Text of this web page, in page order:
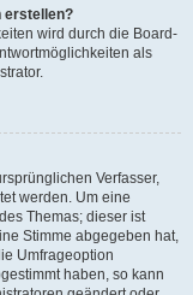
erstellen?
wird durch die Board-
als
Verfasser,
werden. Um eine
Themas; dieser ist
Stimme abgegeben hat,
Umfrageoption
haben, so kann